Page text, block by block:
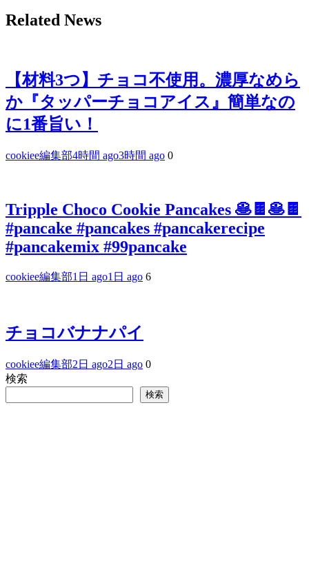
Related News
【材料3つ】チョコ不使用。濃厚なめら
か『タッパーチョコアイス』簡単なの
に1番旨い！
cookiee編集部4時間 ago3時間 ago 0
Tripple Choco Cookie Pancakes 🥞🍫🥞🍫
#pancake #pancakes #pancakerecipe
#pancakemix #99pancake
cookiee編集部1日 ago1日 ago 6
チョコバナナパイ
cookiee編集部2日 ago2日 ago 0
検索
検索